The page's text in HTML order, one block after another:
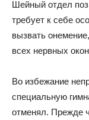
Шейный отдел
требует к себе
вызвать
всех нервных
Во избежание
специальную
отменял. Прежде